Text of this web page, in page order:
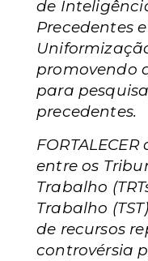
de
Precedentes
promovendo
para
precedentes.
entre os
Trabalho
Trabalho
de recursos
controvérsia